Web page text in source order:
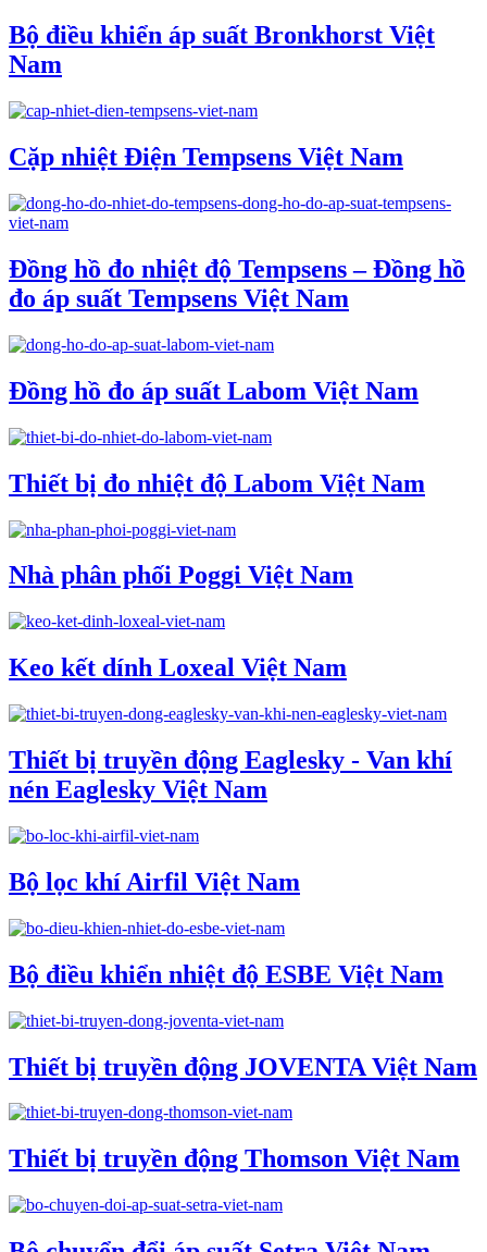
Bộ điều khiển áp suất Bronkhorst Việt
Nam
Cặp nhiệt Điện Tempsens Việt Nam
Đồng hồ đo nhiệt độ Tempsens – Đồng hồ
đo áp suất Tempsens Việt Nam
Đồng hồ đo áp suất Labom Việt Nam
Thiết bị đo nhiệt độ Labom Việt Nam
Nhà phân phối Poggi Việt Nam
Keo kết dính Loxeal Việt Nam
Thiết bị truyền động Eaglesky - Van khí
nén Eaglesky Việt Nam
Bộ lọc khí Airfil Việt Nam
Bộ điều khiển nhiệt độ ESBE Việt Nam
Thiết bị truyền động JOVENTA Việt Nam
Thiết bị truyền động Thomson Việt Nam